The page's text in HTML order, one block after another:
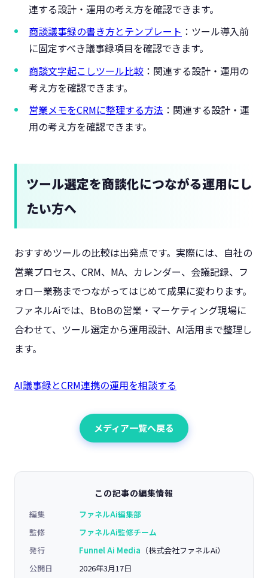
連する設計・運用の考え方を確認できます。
商談議事録の書き方とテンプレート ：ツール導入前
に固定すべき議事録項目を確認できます。
商談文字起こしツール比較 ：関連する設計・運用の
考え方を確認できます。
営業メモをCRMに整理する方法 ：関連する設計・運
用の考え方を確認できます。
ツール選定を商談化につながる運用にし
たい方へ
おすすめツールの比較は出発点です。実際には、自社の
営業プロセス、CRM、MA、カレンダー、会議記録、フ
ォロー業務までつながってはじめて成果に変わります。
ファネルAiでは、BtoBの営業・マーケティング現場に
合わせて、ツール選定から運用設計、AI活用まで整理し
ます。
AI議事録とCRM連携の運用を相談する
メディア一覧へ戻る
この記事の編集情報
編集
ファネルAi編集部
監修
ファネルAi監修チーム
発行
Funnel Ai Media （株式会社ファネルAi）
公開日
2026年3月17日